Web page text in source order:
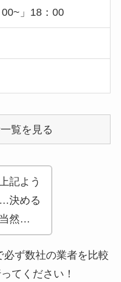
」18：00
覧を見る
記よう
決める
然…
ず数社の業者を比較
てください！